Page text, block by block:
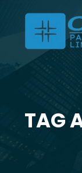
TAG